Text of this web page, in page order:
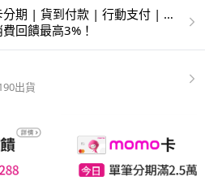
期 | 貨到付款 | 行動支付 | 超
| 銀聯卡
回饋最高3%！
出貨